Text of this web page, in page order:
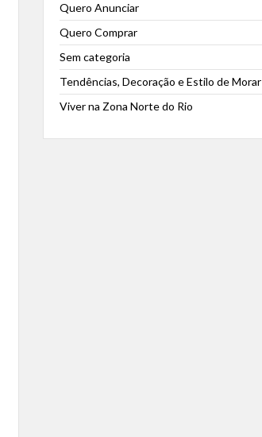
Quero Anunciar
Quero Comprar
Sem categoria
Tendências, Decoração e Estilo de Morar
Viver na Zona Norte do Rio